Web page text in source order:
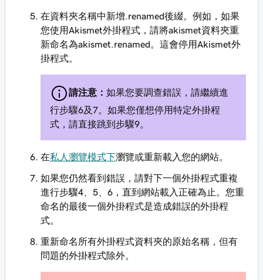
在資料夾名稱中新增.renamed後綴。例如，如果
您使用Akismet外掛程式，請將akismet資料夾重
新命名為akismet.renamed。這會停用Akismet外
掛程式。
請注意： 如果您要調查錯誤，請繼續進
行步驟6及7。如果您僅想停用特定外掛程
式，請直接跳到步驟9。
在私人瀏覽模式下瀏覽或重新載入您的網站。
如果您仍然看到錯誤，請對下一個外掛程式重複
進行步驟4、5、6，直到網站載入正確為止。您重
命名的最後一個外掛程式是造成錯誤的外掛程
式。
重新命名所有外掛程式資料夾的原始名稱，但有
問題的外掛程式除外。